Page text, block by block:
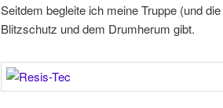
Seitdem begleite ich meine Truppe (und
Blitzschutz und dem Drumherum gibt.